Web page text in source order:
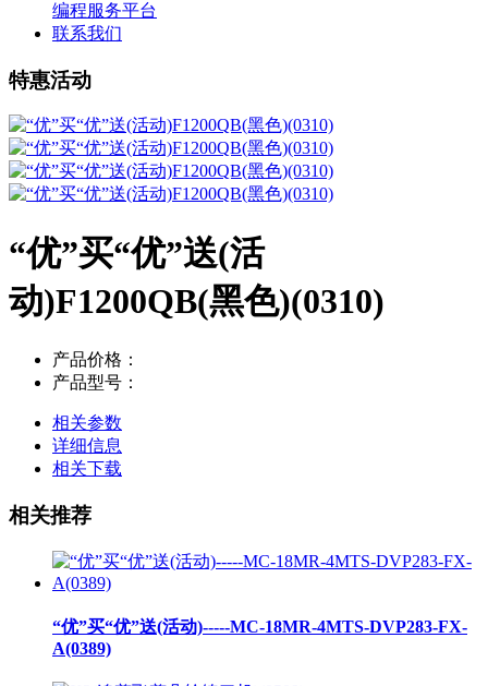
编程服务平台
联系我们
特惠活动
“优”买“优”送(活
动)F1200QB(黑色)(0310)
产品价格：
产品型号：
相关参数
详细信息
相关下载
相关推荐
“优”买“优”送(活动)-----MC-18MR-4MTS-DVP283-FX-
A(0389)